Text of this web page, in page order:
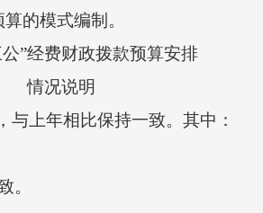
的模式编制。
经费财政拨款预算安排
情况说明
上年相比保持一致。其中：
。